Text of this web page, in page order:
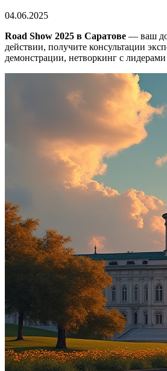
04.06.2025
Road Show 2025 в Саратове — ваш
действии, получите консультации
демонстрации, нетворкинг с